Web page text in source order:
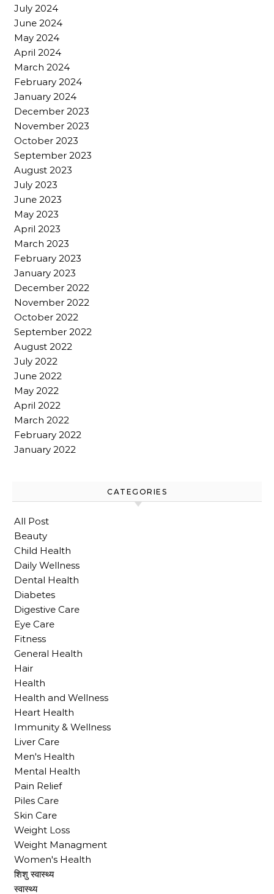
July 2024
June 2024
May 2024
April 2024
March 2024
February 2024
January 2024
December 2023
November 2023
October 2023
September 2023
August 2023
July 2023
June 2023
May 2023
April 2023
March 2023
February 2023
January 2023
December 2022
November 2022
October 2022
September 2022
August 2022
July 2022
June 2022
May 2022
April 2022
March 2022
February 2022
January 2022
CATEGORIES
All Post
Beauty
Child Health
Daily Wellness
Dental Health
Diabetes
Digestive Care
Eye Care
Fitness
General Health
Hair
Health
Health and Wellness
Heart Health
Immunity & Wellness
Liver Care
Men's Health
Mental Health
Pain Relief
Piles Care
Skin Care
Weight Loss
Weight Managment
Women's Health
शिशु स्वास्थ्य
स्वास्थ्य